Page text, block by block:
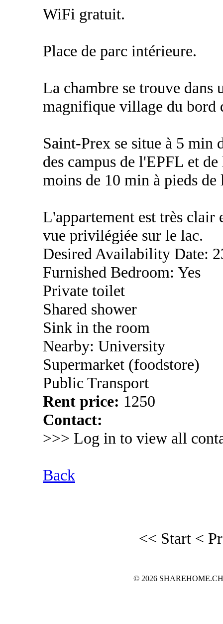
WiFi gratuit.
Place de parc intérieure.
La chambre se trouve dans
magnifique village du bord
Saint-Prex se situe à 5 min
des campus de l'EPFL et
moins de 10 min à pieds de
L'appartement est très clair
vue privilégiée sur le lac.
Desired Availability Date:
Furnished Bedroom: Yes
Private toilet
Shared shower
Sink in the room
Nearby: University
Supermarket (foodstore)
Public Transport
Rent price: 1250
Contact:
>>> Log in to view all
Back
<< Start <
© 2026